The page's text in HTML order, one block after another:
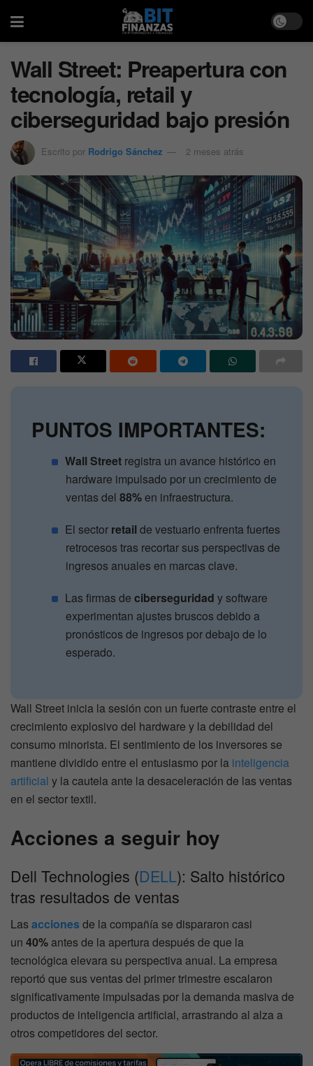
Wall Street: Preapertura con
tecnología, retail y
ciberseguridad bajo presión
Escrito por Rodrigo Sánchez 2 meses atrás
PUNTOS IMPORTANTES:
Wall Street registra un avance histórico en
hardware impulsado por un crecimiento de
ventas del88%en infraestructura.
El sector retailde vestuario enfrenta fuertes
retrocesos tras recortar sus perspectivas de
ingresos anuales en marcas clave.
Las firmas deciberseguridad y software
experimentan ajustes bruscos debido a
pronósticos de ingresos por debajo de lo
esperado.
Wall Street inicia la sesión con un fuerte contraste entre el
crecimiento explosivo del hardware y la debilidad del
consumo minorista. El sentimiento de los inversores se
mantiene dividido entre el entusiasmo por la inteligencia
artificial y la cautela ante la desaceleración de las ventas
en el sector textil.
Acciones a seguir hoy
Dell Technologies (DELL): Salto histórico
tras resultados de ventas
Lasacciones de la compañía se dispararon casi
un 40% antes de la apertura después de que la
tecnológica elevara su perspectiva anual. La empresa
reportó que sus ventas del primer trimestre escalaron
significativamente impulsadas por la demanda masiva de
productos de inteligencia artificial, arrastrando al alza a
otros competidores del sector.